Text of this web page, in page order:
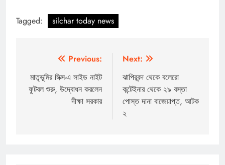
Tagged: silchar today news
navigation
Previous:
মাতৃভূমির সিক্স-এ সাইড নাইট
ফুটবল শুরু, উদ্বোধন করলেন
দীক্ষা সরকার
Next:
ঝাপিরবন্দ থেকে বলেরো
কন্টেইনার থেকে ২৯ বস্তা
পোস্ত দানা বাজেয়াপ্ত, আটক
২